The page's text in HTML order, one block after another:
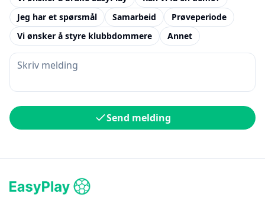
Jeg har et spørsmål
Samarbeid
Prøveperiode
Vi ønsker å styre klubbdommere
Annet
Send melding